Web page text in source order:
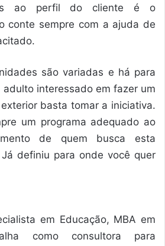
ao perfil do cliente é o
conte sempre com a ajuda de
são variadas e há para
interessado em fazer um
basta tomar a iniciativa.
um programa adequado ao
de quem busca esta
definiu para onde você quer
em Educação, MBA em
como consultora para